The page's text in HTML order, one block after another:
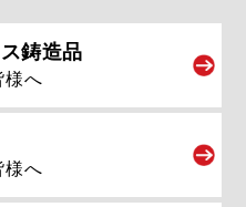
鋳造品
様へ
様へ